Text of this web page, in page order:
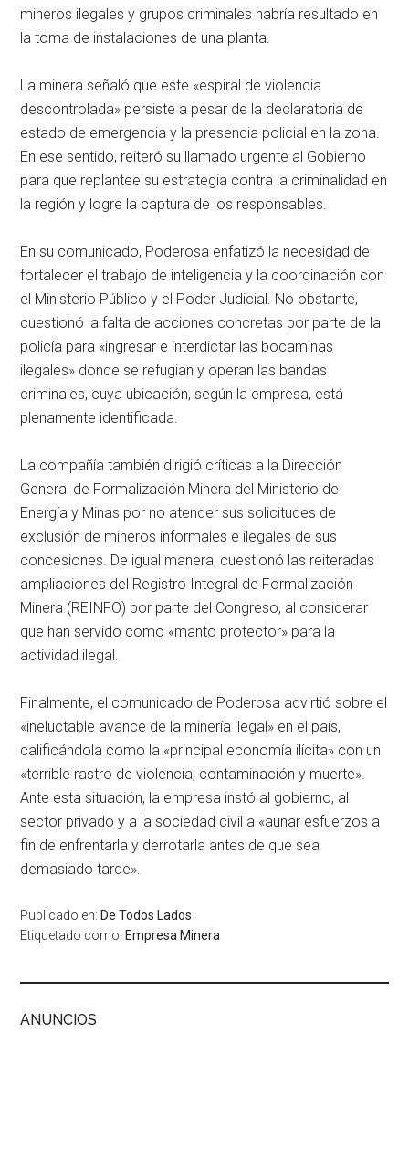
mineros ilegales y grupos criminales habría resultado en
la toma de instalaciones de una planta.
La minera señaló que este «espiral de violencia
descontrolada» persiste a pesar de la declaratoria de
estado de emergencia y la presencia policial en la zona.
En ese sentido, reiteró su llamado urgente al Gobierno
para que replantee su estrategia contra la criminalidad en
la región y logre la captura de los responsables.
En su comunicado, Poderosa enfatizó la necesidad de
fortalecer el trabajo de inteligencia y la coordinación con
el Ministerio Público y el Poder Judicial. No obstante,
cuestionó la falta de acciones concretas por parte de la
policía para «ingresar e interdictar las bocaminas
ilegales» donde se refugian y operan las bandas
criminales, cuya ubicación, según la empresa, está
plenamente identificada.
La compañía también dirigió críticas a la Dirección
General de Formalización Minera del Ministerio de
Energía y Minas por no atender sus solicitudes de
exclusión de mineros informales e ilegales de sus
concesiones. De igual manera, cuestionó las reiteradas
ampliaciones del Registro Integral de Formalización
Minera (REINFO) por parte del Congreso, al considerar
que han servido como «manto protector» para la
actividad ilegal.
Finalmente, el comunicado de Poderosa advirtió sobre el
«ineluctable avance de la minería ilegal» en el país,
calificándola como la «principal economía ilícita» con un
«terrible rastro de violencia, contaminación y muerte».
Ante esta situación, la empresa instó al gobierno, al
sector privado y a la sociedad civil a «aunar esfuerzos a
fin de enfrentarla y derrotarla antes de que sea
demasiado tarde».
Publicado en: De Todos Lados
Etiquetado como: Empresa Minera
ANUNCIOS